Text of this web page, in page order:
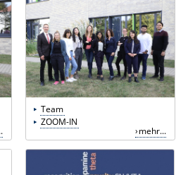
Team
ZOOM-IN
mehr...